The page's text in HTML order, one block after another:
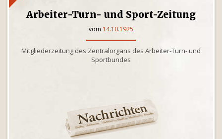
Arbeiter-Turn- und Sport-Zeitung
vom 14.10.1925
Mitgliederzeitung des Zentralorgans des Arbeiter-Turn- und
Sportbundes